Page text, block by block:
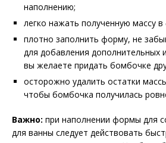
наполнению;
легко нажать полученную массу
плотно заполнить форму, не
для добавления дополнительных
вы желаете придать бомбочке
осторожно удалить остатки
чтобы бомбочка получилась
Важно: при наполнении формы для
для ванны следует действовать